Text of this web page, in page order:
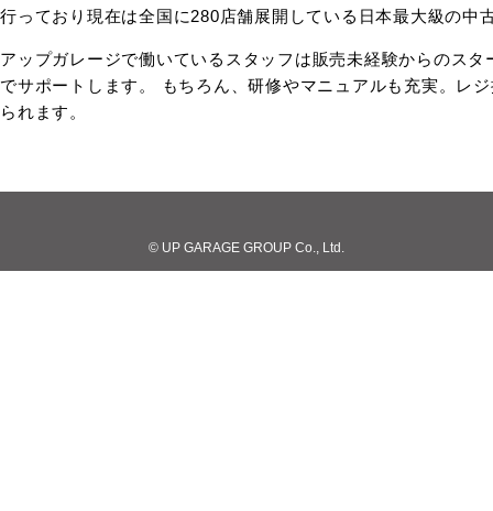
行っており現在は全国に280店舗展開している日本最大級の中
アップガレージで働いているスタッフは販売未経験からのス
でサポートします。 もちろん、研修やマニュアルも充実。レ
られます。
© UP GARAGE GROUP Co., Ltd.